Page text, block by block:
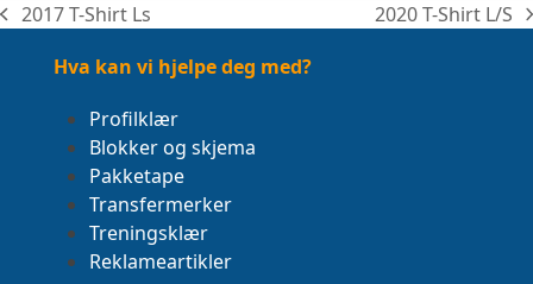
previous
2017 T-Shirt Ls
next
2020 T-Shirt L/S
Hva kan vi hjelpe deg med?
Profilklær
Blokker og skjema
Pakketape
Transfermerker
Treningsklær
Reklameartikler